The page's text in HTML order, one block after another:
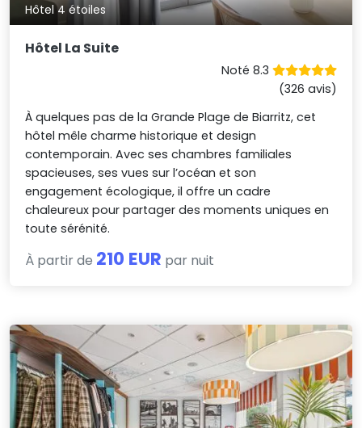
Hôtel 4 étoiles
Hôtel La Suite
Noté 8.3
(326 avis)
À quelques pas de la Grande Plage de Biarritz, cet
hôtel mêle charme historique et design
contemporain. Avec ses chambres familiales
spacieuses, ses vues sur l’océan et son
engagement écologique, il offre un cadre
chaleureux pour partager des moments uniques en
toute sérénité.
À partir de 210 EUR par nuit